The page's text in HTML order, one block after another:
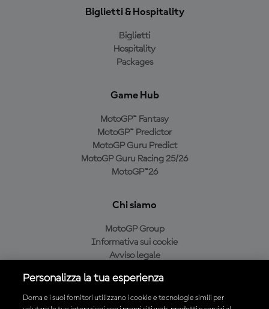
Biglietti & Hospitality
Biglietti
Hospitality
Packages
Game Hub
MotoGP™ Fantasy
MotoGP™ Predictor
MotoGP Guru Predict
MotoGP Guru Racing 25/26
MotoGP™26
Chi siamo
MotoGP Group
Informativa sui cookie
Avviso legale
Condizioni di acquisto
Personalizza la tua esperienza
Dorna e i suoi fornitori utilizzano i cookie e tecnologie simili per